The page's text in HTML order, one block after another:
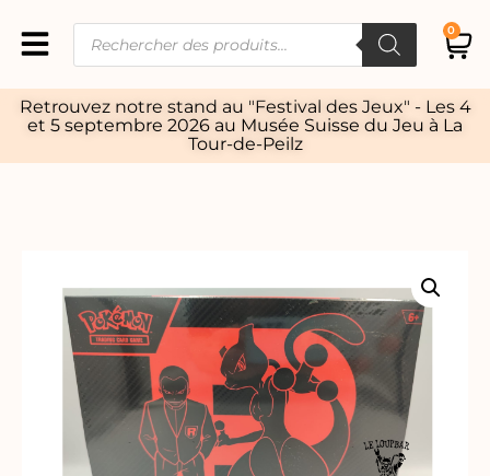
0
Retrouvez notre stand au "Festival des Jeux" - Les 4
et 5 septembre 2026 au Musée Suisse du Jeu à La
Tour-de-Peilz